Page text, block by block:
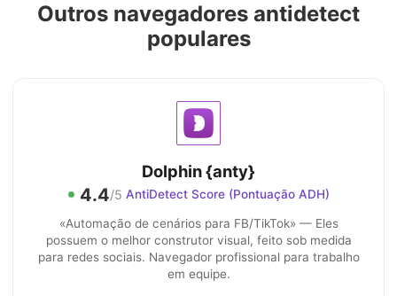
Outros navegadores antidetect
populares
Dolphin {anty}
4.4/5 AntiDetect Score (Pontuação ADH)
«Automação de cenários para FB/TikTok» — Eles
possuem o melhor construtor visual, feito sob medida
para redes sociais. Navegador profissional para trabalho
em equipe.